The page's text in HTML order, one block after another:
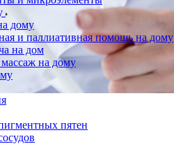
дому
и паллиативная помощь на дому
на дом
на дому
пятен